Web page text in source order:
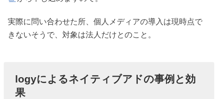
実際に問い合わせた所、個人メディアの導入は現時点で
きないそうで、対象は法人だけとのこと。
logyによるネイティブアドの事例と効
果